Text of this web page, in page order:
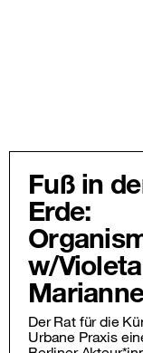
Fuß in
Erde:
w/
Der Rat für die
Urbane Praxis